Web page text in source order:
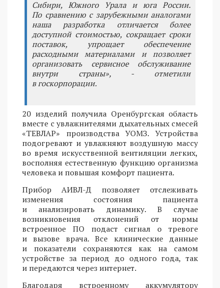
Сибири, Южного Урала и юга России.
По сравнению с зарубежными аналогами
наша разработка отличается более
доступной стоимостью, сокращает сроки
поставок, упрощает обеспечение
расходными материалами и позволяет
организовать сервисное обслуживание
внутри страны», - отметили
в госкорпорации.
20 изделий получила Оренбургская область
вместе с увлажнителями дыхательных смесей
«ТЕВЛАР» производства УОМЗ. Устройства
подогревают и увлажняют воздушную массу
во время искусственной вентиляции легких,
восполняя естественную функцию организма
человека и повышая комфорт пациента.
Прибор АИВЛ-Д позволяет отслеживать
изменения состояния пациента
и анализировать динамику. В случае
возникновения отклонений от нормы
встроенное ПО подаст сигнал о тревоге
и вызове врача. Все клинические данные
и показатели сохраняются как на самом
устройстве за период до одного года, так
и передаются через интернет.
Благодаря встроенному аккумулятору